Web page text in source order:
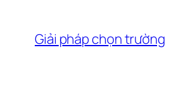
Giải pháp chọn trường